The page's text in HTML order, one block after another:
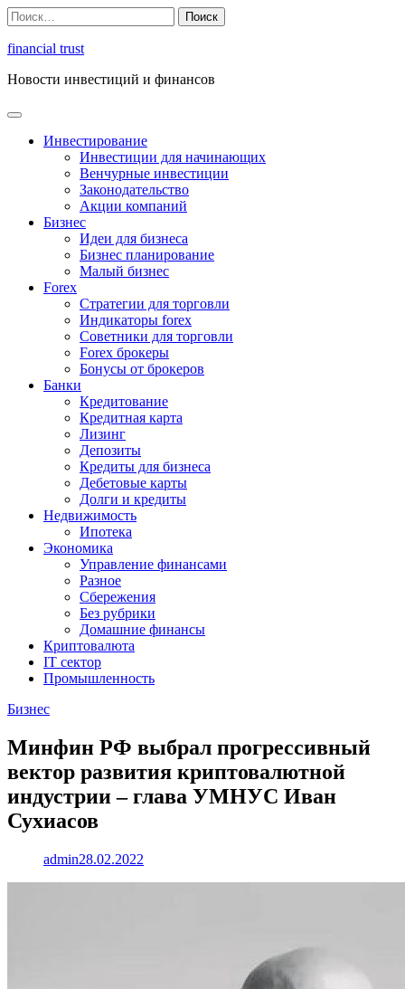
Перейти
к
содержимому
Найти:
financial trust
Новости инвестиций и финансов
Инвестирование
Инвестиции для начинающих
Венчурные инвестиции
Законодательство
Акции компаний
Бизнес
Идеи для бизнеса
Бизнес планирование
Малый бизнес
Forex
Стратегии для торговли
Индикаторы forex
Советники для торговли
Forex брокеры
Бонусы от брокеров
Банки
Кредитование
Кредитная карта
Лизинг
Депозиты
Кредиты для бизнеса
Дебетовые карты
Долги и кредиты
Недвижимость
Ипотека
Экономика
Управление финансами
Разное
Сбережения
Без рубрики
Домашние финансы
Криптовалюта
IT сектор
Промышленность
Бизнес
Минфин РФ выбрал прогрессивный
вектор развития криптовалютной
индустрии – глава УМНУС Иван
Сухиасов
admin28.02.2022